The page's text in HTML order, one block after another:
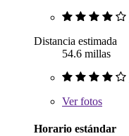
Distancia estimada
54.6 millas
Verfotos
Horario estándar